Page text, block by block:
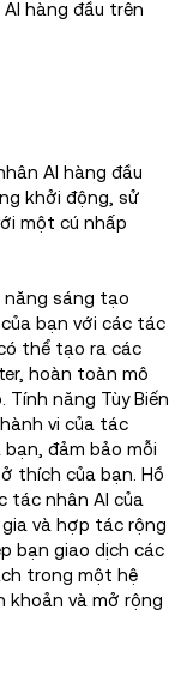
hàng đầu trên
AI hàng đầu
khởi động, sử
một cú nhấp
năng sáng tạo
bạn với các tác
thể tạo ra các
hoàn toàn mô
năng Tùy Biến
vi của tác
đảm bảo mỗi
thích của bạn. Hồ
tác nhân AI của
và hợp tác rộng
bạn giao dịch các
trong một hệ
khoản và mở rộng